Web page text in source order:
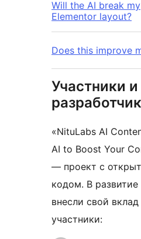
Will the AI break my
Elementor layout?
Does this improve
Участники и
«NituLabs AI
AI to Boost Your
— проект с
кодом. В развитие
внесли свой
участники: